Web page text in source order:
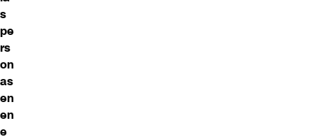
s
pe
rs
on
as
en
en
e